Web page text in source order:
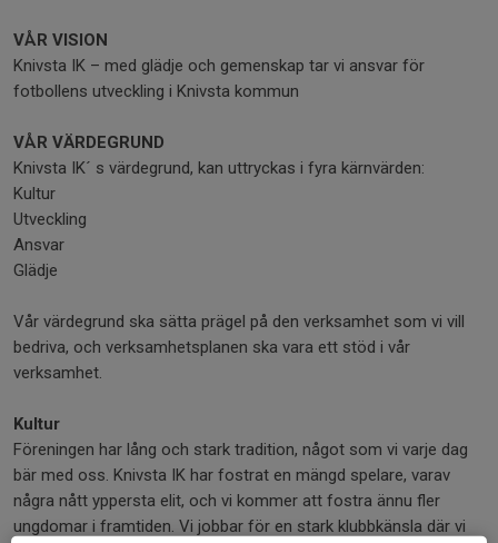
VÅR VISION
Knivsta IK – med glädje och gemenskap tar vi ansvar för
fotbollens utveckling i Knivsta kommun
VÅR VÄRDEGRUND
Knivsta IK´ s värdegrund, kan uttryckas i fyra kärnvärden:
Kultur
Utveckling
Ansvar
Glädje
Vår värdegrund ska sätta prägel på den verksamhet som vi vill
bedriva, och verksamhetsplanen ska vara ett stöd i vår
verksamhet.
Kultur
Föreningen har lång och stark tradition, något som vi varje dag
bär med oss. Knivsta IK har fostrat en mängd spelare, varav
några nått yppersta elit, och vi kommer att fostra ännu fler
ungdomar i framtiden. Vi jobbar för en stark klubbkänsla där vi